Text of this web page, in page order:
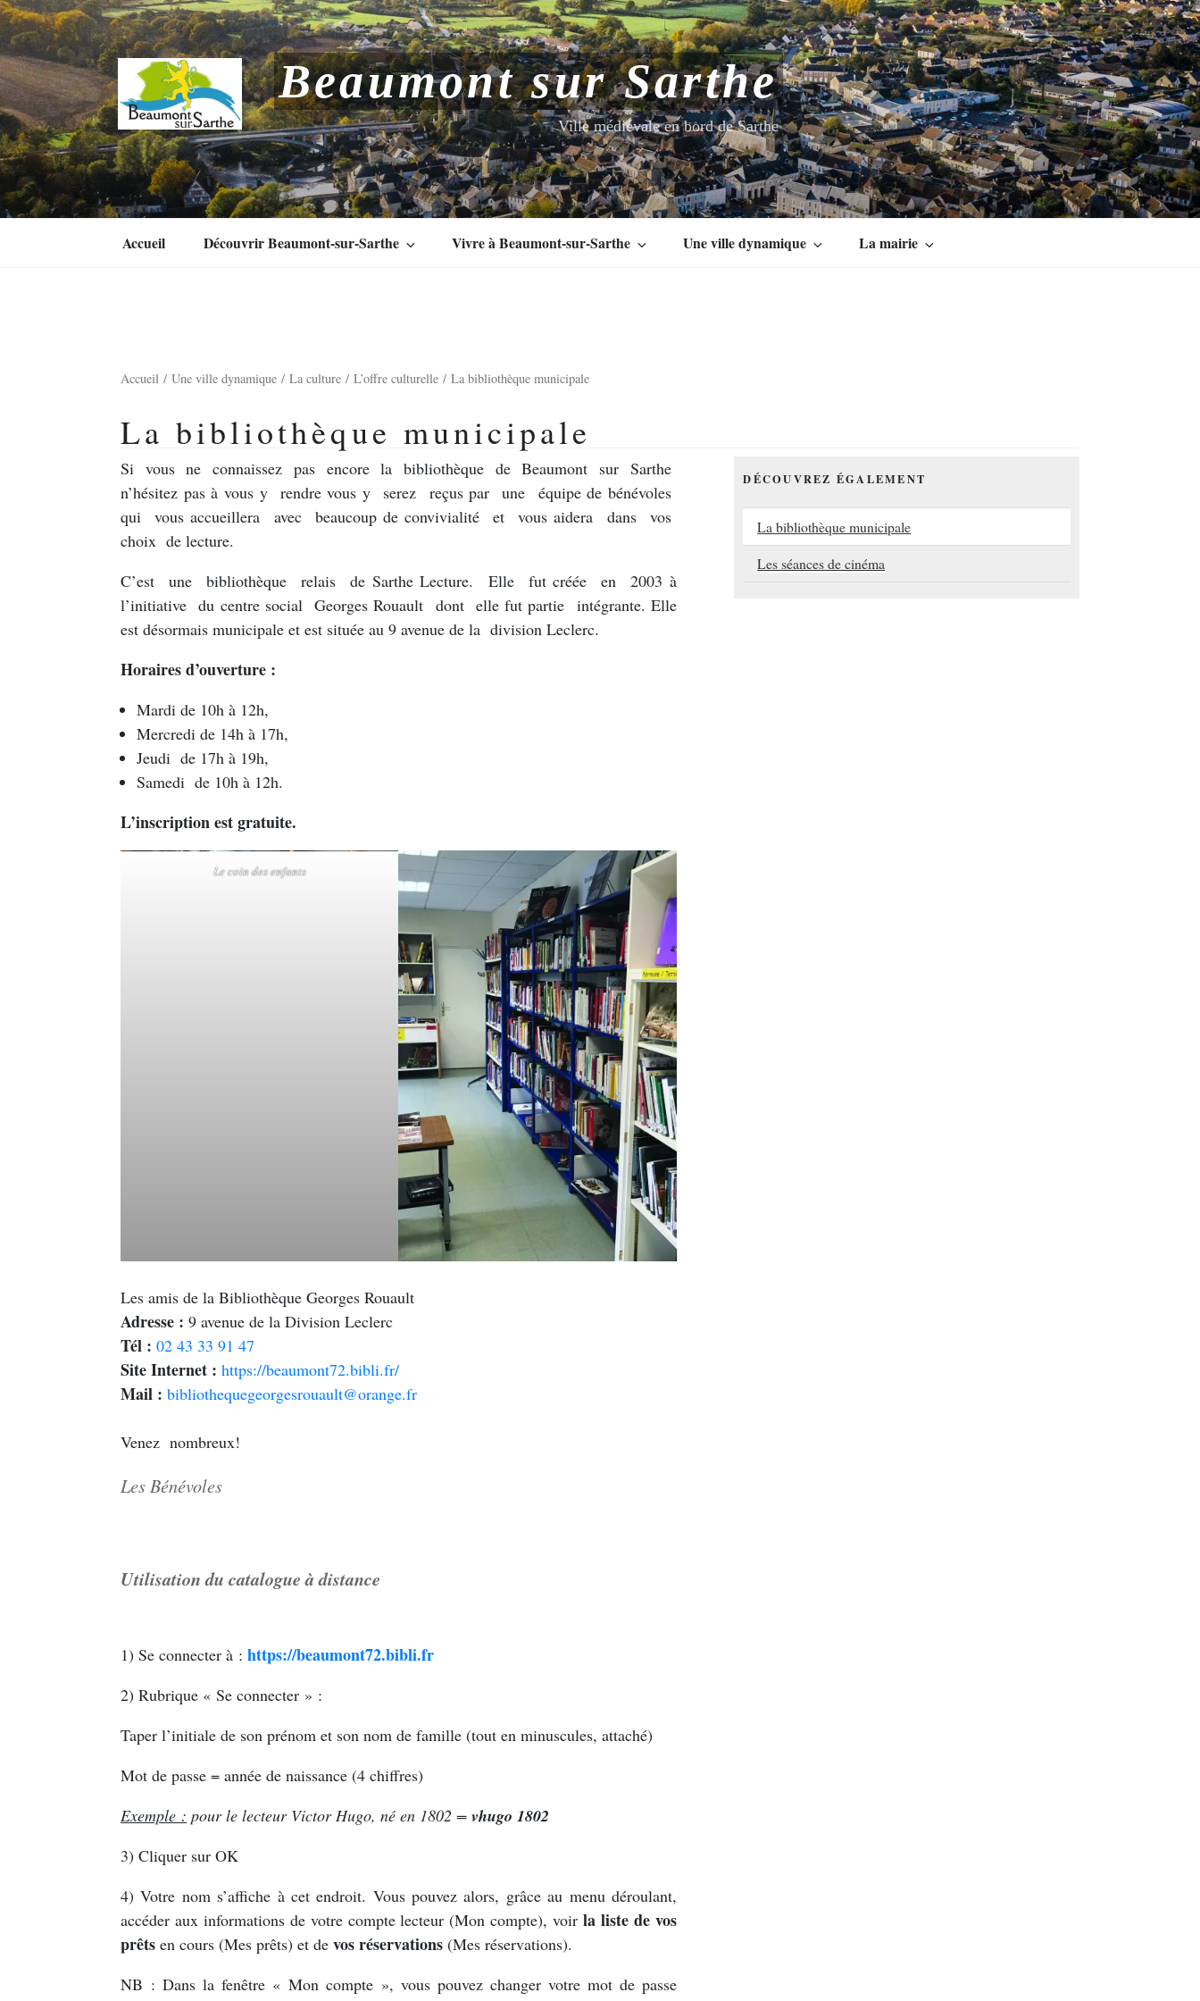
Aller
au
contenu
principal
Beaumont sur Sarthe
Ville médiévale en bord de Sarthe
Accueil Découvrir Beaumont-sur-Sarthe Vivre à Beaumont-sur-Sarthe Une ville dynamique La mairie
Accueil Une ville dynamique La culture L’offre culturelle La bibliothèque municipale
La bibliothèque municipale
Si vous ne connaissez pas encore la bibliothèque de Beaumont sur Sarthe
n’hésitez pas à vous y rendre vous y serez reçus par une équipe de bénévoles
qui vous accueillera avec beaucoup de convivialité et vous aidera dans vos
choix de lecture.
C’est une bibliothèque relais de Sarthe Lecture. Elle fut créée en 2003 à
l’initiative du centre social Georges Rouault dont elle fut partie intégrante. Elle
est désormais municipale et est située au 9 avenue de la division Leclerc.
Horaires d’ouverture :
Mardi de 10h à 12h,
Mercredi de 14h à 17h,
Jeudi de 17h à 19h,
Samedi de 10h à 12h.
L’inscription est gratuite.
Le coin des enfants
Les amis de la Bibliothèque Georges Rouault
Adresse : 9 avenue de la Division Leclerc
Tél : 02 43 33 91 47
Site Internet : https://beaumont72.bibli.fr/
Mail : bibliothequegeorgesrouault@orange.fr
Venez nombreux!
Les Bénévoles
Utilisation du catalogue à distance
1) Se connecter à : https://beaumont72.bibli.fr
2) Rubrique « Se connecter » :
Taper l’initiale de son prénom et son nom de famille (tout en minuscules, attaché)
Mot de passe = année de naissance (4 chiffres)
Exemple : pour le lecteur Victor Hugo, né en 1802 = vhugo 1802
3) Cliquer sur OK
4) Votre nom s’affiche à cet endroit. Vous pouvez alors, grâce au menu déroulant,
accéder aux informations de votre compte lecteur (Mon compte), voirla liste de vos
prêts en cours (Mes prêts) et de vos réservations (Mes réservations).
NB : Dans la fenêtre « Mon compte », vous pouvez changer votre mot de passe
DÉCOUVREZ ÉGALEMENT
La bibliothèque municipale
Les séances de cinéma